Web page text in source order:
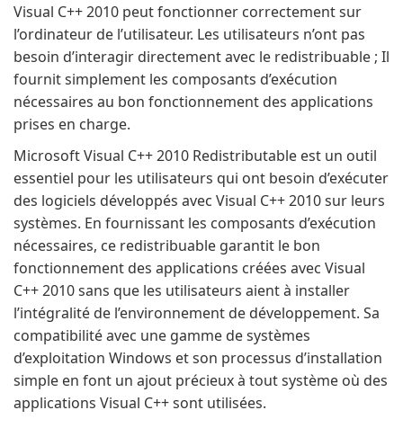
Visual C++ 2010 peut fonctionner correctement sur
l’ordinateur de l’utilisateur. Les utilisateurs n’ont pas
besoin d’interagir directement avec le redistribuable ; Il
fournit simplement les composants d’exécution
nécessaires au bon fonctionnement des applications
prises en charge.
Microsoft Visual C++ 2010 Redistributable est un outil
essentiel pour les utilisateurs qui ont besoin d’exécuter
des logiciels développés avec Visual C++ 2010 sur leurs
systèmes. En fournissant les composants d’exécution
nécessaires, ce redistribuable garantit le bon
fonctionnement des applications créées avec Visual
C++ 2010 sans que les utilisateurs aient à installer
l’intégralité de l’environnement de développement. Sa
compatibilité avec une gamme de systèmes
d’exploitation Windows et son processus d’installation
simple en font un ajout précieux à tout système où des
applications Visual C++ sont utilisées.